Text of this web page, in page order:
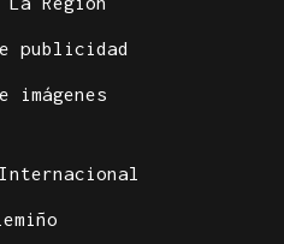
publicidad
imágenes